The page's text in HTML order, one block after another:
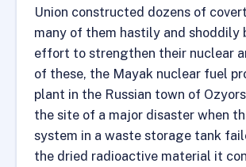
Union constructed dozens of
many of them hastily and
effort to strengthen their nuclear
of these, the Mayak nuclear fuel
plant in the Russian town of
the site of a major disaster when
system in a waste storage tank
the dried radioactive material it